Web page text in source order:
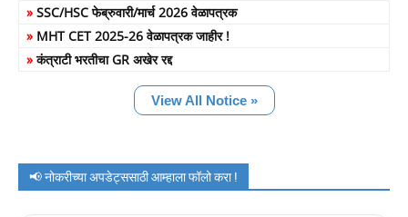
» SSC/HSC फेब्रुवारी/मार्च 2026 वेळापत्रक
» MHT CET 2025-26 वेळापत्रक जाहीर !
»कंत्राटी भरतीचा GR अखेर रद्द
View All Notice »
📢 नोकरीच्या अपडेट्ससाठी आम्हाला फॉलो करा !